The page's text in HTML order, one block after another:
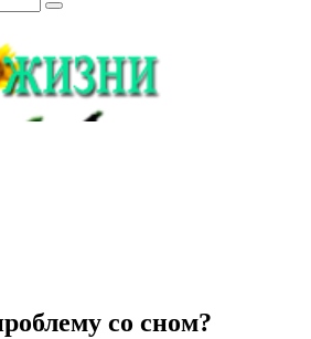
со сном?